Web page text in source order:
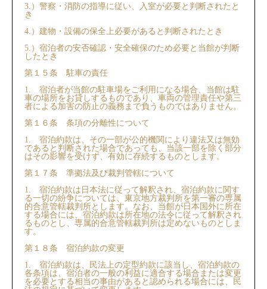
3.）警察・消防の指導に従い、入室が必要と判断されたと
き
4.）建物・設備の保全上必要があると判断されたとき
5.）宿泊者の安否確認・安全確保のため必要と当館が判断
したとき
第１５条 駐車の責任
1. 宿泊者が当館の駐車場をご利用になる場合、当館は駐
車の場所をお貸しするものであり、⾞両の管理責任や第三
者による加害の防⽌の義務まで負うものではありません。
第１６条 条項の分離性について
1. 宿泊約款は、その一部が公的機関により違法⼜は無効
であると判断された場合であっても、当該一部を除く部分
はその影響を受けず、有効に存続するものとします。
第１７条 準拠法及び裁判管轄について
1. 宿泊約款は日本法に従って解釈され、宿泊約款に関す
る一切の紛争については、東京地方裁判所を第一審の専属
的合意管轄裁判所とします。なお、当館が日本国外に所在
する場合には、宿泊約款は所在地の法令に従って解釈され
るものとし、専属的合意管轄裁判所は定めないものとしま
す。
第１８条 宿泊約款の変更
1. 宿泊約款は、民法上の定型約款に該当し、宿泊約款の
各条項は、宿泊者の一般の利益に適合する場合または変更
を必要とする相当の事由があると認められる場合には、民